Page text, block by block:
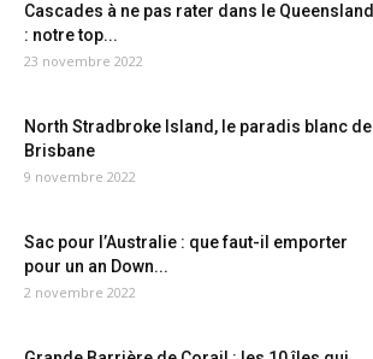
Cascades à ne pas rater dans le Queensland
: notre top...
23 novembre 2022
North Stradbroke Island, le paradis blanc de
Brisbane
9 novembre 2022
Sac pour l’Australie : que faut-il emporter
pour un an Down...
2 novembre 2022